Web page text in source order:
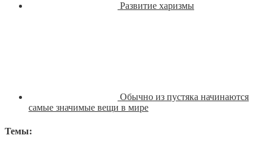
Развитие харизмы
Обычно из пустяка начинаются
самые значимые вещи в мире
Темы: